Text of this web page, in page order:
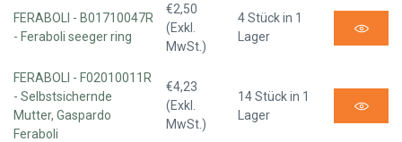
FERABOLI - B01710047R
- Feraboli seeger ring
€2,50
(Exkl.
MwSt.)
4 Stück in 1
Lager
FERABOLI - F02010011R
- Selbstsichernde
Mutter, Gaspardo
Feraboli
€4,23
(Exkl.
MwSt.)
14 Stück in 1
Lager